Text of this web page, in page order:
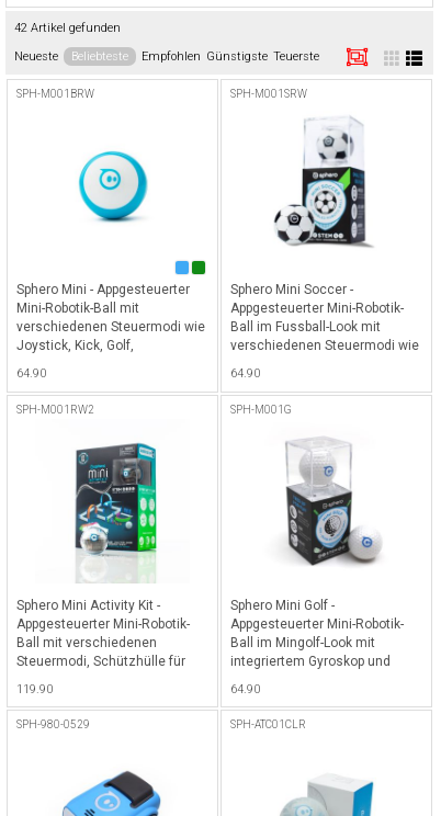
42 Artikel gefunden
Neueste Beliebteste Empfohlen Günstigste Teuerste
SPH-M001BRW
Sphero Mini - Appgesteuerter
Mini-Robotik-Ball mit
verschiedenen Steuermodi wie
Joystick, Kick, Golf,
Blau
64.90
SPH-M001SRW
Sphero Mini Soccer -
Appgesteuerter Mini-Robotik-
Ball im Fussball-Look mit
verschiedenen Steuermodi wie
sowie Games und vieles mehr -
64.90
SPH-M001RW2
Sphero Mini Activity Kit -
Appgesteuerter Mini-Robotik-
Ball mit verschiedenen
Steuermodi, Schützhülle für
Pins, Activity Cards sowie
einem 28-teiligen Set zum
119.90
SPH-M001G
Sphero Mini Golf -
Appgesteuerter Mini-Robotik-
Ball im Mingolf-Look mit
integriertem Gyroskop und
damit das Hole-in-one zum
Kinderspiel wird - Mini Golf
64.90
SPH-980-0529 SPH-ATC01CLR